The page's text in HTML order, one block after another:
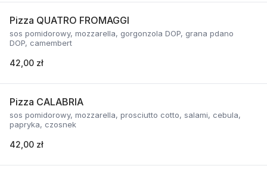
Pizza QUATRO FROMAGGI
sos pomidorowy, mozzarella, gorgonzola DOP, grana pdano
DOP, camembert
42,00 zł
Pizza CALABRIA
sos pomidorowy, mozzarella, prosciutto cotto, salami, cebula,
papryka, czosnek
42,00 zł